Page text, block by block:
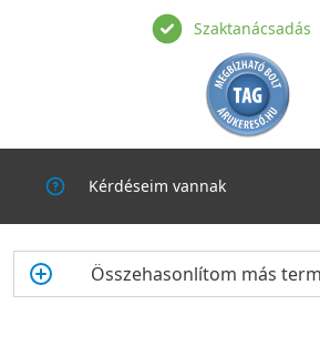
Szaktanácsadás
Kérdéseim vannak
Összehasonlítom más